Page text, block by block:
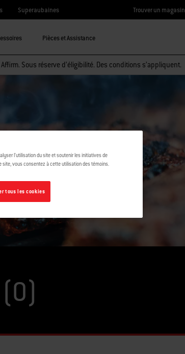
Superaubaines Trouver un magasin
Pièces et Assistance
Sous réserve d’éligibilité. Des conditions s’appliquent.
(0)
l’utilisation du site et soutenir les initiatives de
vous consentez à cette utilisation des témoins.
tous les cookies